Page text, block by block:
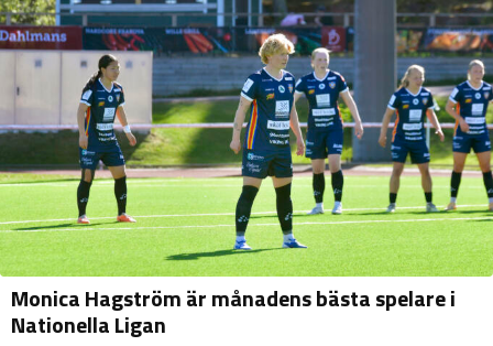
Monica Hagström är månadens bästa spelare i
Nationella Ligan